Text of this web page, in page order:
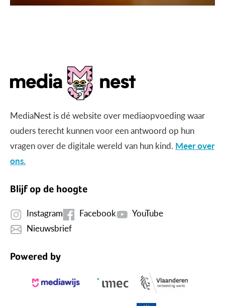
MediaNest is dé website over mediaopvoeding waar
ouders terecht kunnen voor een antwoord op hun
vragen over de digitale wereld van hun kind. Meer over
ons.
Blijf op de hoogte
Instagram Facebook
YouTube
Nieuwsbrief
Powered by